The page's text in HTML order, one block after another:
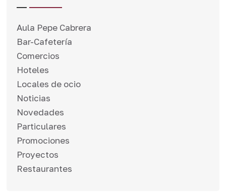
Aula Pepe Cabrera
Bar-Cafetería
Comercios
Hoteles
Locales de ocio
Noticias
Novedades
Particulares
Promociones
Proyectos
Restaurantes